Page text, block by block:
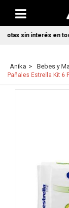
sin interés en todo
Anika Bebes y
Pañales Estrella Kit 6